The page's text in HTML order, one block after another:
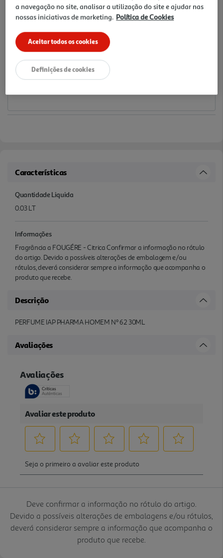
5,60 €
Notas de preparação
Características
Quantidade Liquida
0.03 LT
Informações
Fragrância a FOUGÉRE - Citrica Confirmar a informação no rótulo
do artigo. Devido a possíveis alterações de embalagem e/ou
rótulos, deverá considerar sempre a informação que acompanha o
produto que recebe.
Descrição
PERFUME IAP PHARMA HOMEM Nº 62 30ML
Avaliações
Deve confirmar a informação no rótulo do artigo.
Devido a possíveis alterações de embalagens e/ou rótulos,
deverá considerar sempre a informação que acompanha o
produto que recebe.
a navegação no site, analisar a utilização do site e ajudar nas
nossas iniciativas de marketing. Política de Cookies
Aceitar todos os cookies
Definições de cookies